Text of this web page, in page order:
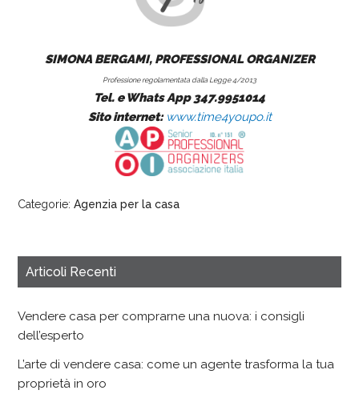
SIMONA BERGAMI, PROFESSIONAL ORGANIZER
Professione regolamentata dalla Legge 4/2013
Tel. e Whats App 347.9951014
Sito internet: www.time4youpo.it
Categorie:Agenzia per la casa
Articoli Recenti
Vendere casa per comprarne una nuova: i consigli
dell’esperto
L’arte di vendere casa: come un agente trasforma la tua
proprietà in oro